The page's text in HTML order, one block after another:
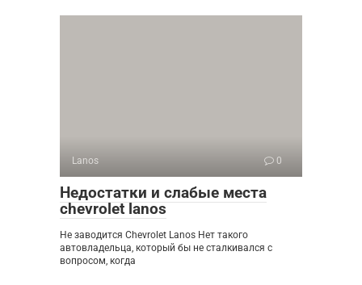
Lanos 0
Недостатки и слабые места
chevrolet lanos
Не заводится Chevrolet Lanos Нет такого
автовладельца, который бы не сталкивался с
вопросом, когда